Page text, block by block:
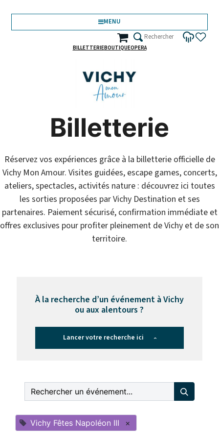
MENU
BILLETTERIEBOUTIQUEOPERA
Billetterie
Réservez vos expériences grâce à la billetterie officielle de
Vichy Mon Amour. Visites guidées, escape games, concerts,
ateliers, spectacles, activités nature : découvrez ici toutes
les sorties proposées par Vichy Destination et ses
partenaires. Paiement sécurisé, confirmation immédiate et
offres exclusives pour profiter pleinement de Vichy et de son
territoire.
À la recherche d’un événement à Vichy
ou aux alentours ?
Lancer votre recherche ici ›
Vichy Fêtes Napoléon III ×